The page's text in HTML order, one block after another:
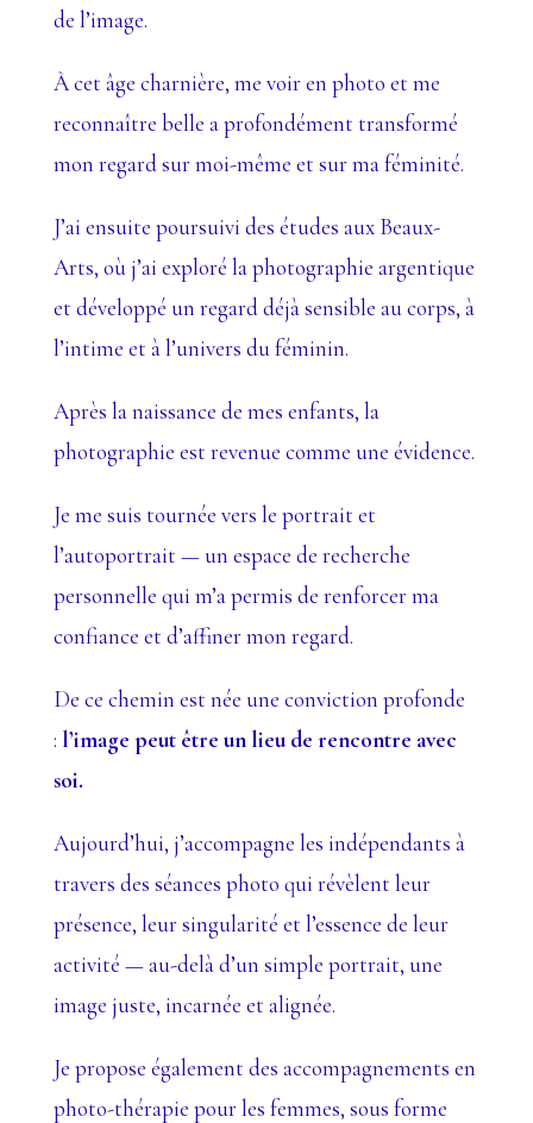
de l’image.
À cet âge charnière, me voir en photo et me
reconnaître belle a profondément transformé
mon regard sur moi-même et sur ma féminité.
J’ai ensuite poursuivi des études aux Beaux-
Arts, où j’ai exploré la photographie argentique
et développé un regard déjà sensible au corps, à
l’intime et à l’univers du féminin.
Après la naissance de mes enfants, la
photographie est revenue comme une évidence.
Je me suis tournée vers le portrait et
l’autoportrait — un espace de recherche
personnelle qui m’a permis de renforcer ma
confiance et d’affiner mon regard.
De ce chemin est née une conviction profonde
: l’image peut être un lieu de rencontre avec
soi.
Aujourd’hui, j’accompagne les indépendants à
travers des séances photo qui révèlent leur
présence, leur singularité et l’essence de leur
activité — au-delà d’un simple portrait, une
image juste, incarnée et alignée.
Je propose également des accompagnements en
photo-thérapie pour les femmes, sous forme